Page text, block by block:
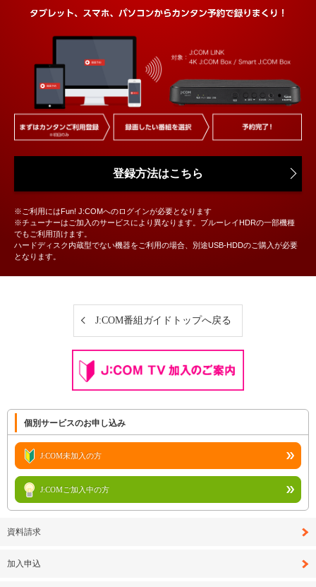
登録方法はこちら
※ご利用にはFun! J:COMへのログインが必要となります
※チューナーはご加入のサービスにより異なります。ブルーレイHDRの一部機種
でもご利用頂けます。
ハードディスク内蔵型でない機器をご利用の場合、別途USB-HDDのご購入が必要
となります。
J:COM番組ガイドトップへ戻る
個別サービスのお申し込み
J:COM未加入の方
J:COMご加入中の方
資料請求
加入申込